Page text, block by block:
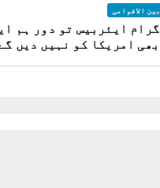
بین الاقوامی
گرام ایئربیس تو دور ہم
بھی امریکا کو نہیں دیں